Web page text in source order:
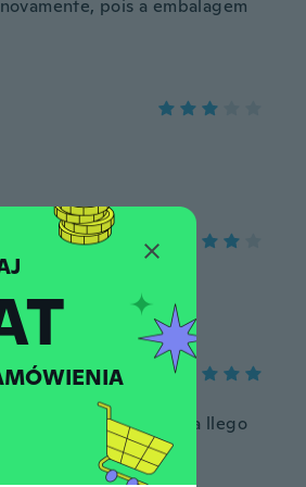
pois a embalagem
probarlo mucha gracia llego